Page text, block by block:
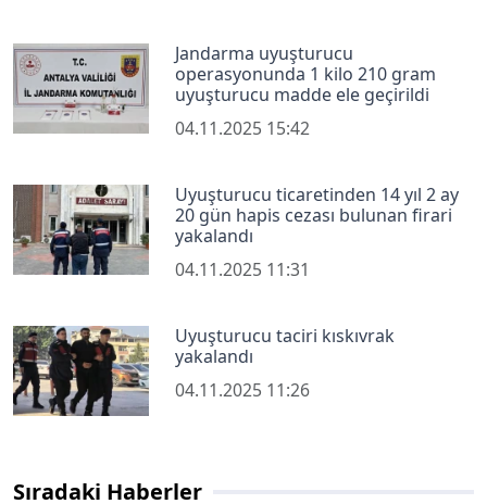
Jandarma uyuşturucu
operasyonunda 1 kilo 210 gram
uyuşturucu madde ele geçirildi
04.11.2025 15:42
Uyuşturucu ticaretinden 14 yıl 2 ay
20 gün hapis cezası bulunan firari
yakalandı
04.11.2025 11:31
Uyuşturucu taciri kıskıvrak
yakalandı
04.11.2025 11:26
Sıradaki Haberler